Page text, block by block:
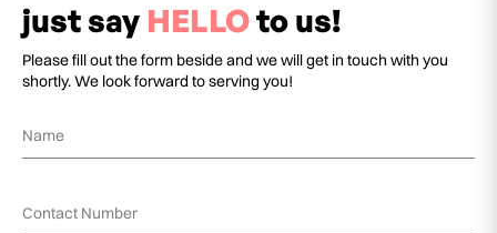
just say HELLOto us!
Please fill out the form beside and we will get in touch with you
shortly. We look forward to serving you!